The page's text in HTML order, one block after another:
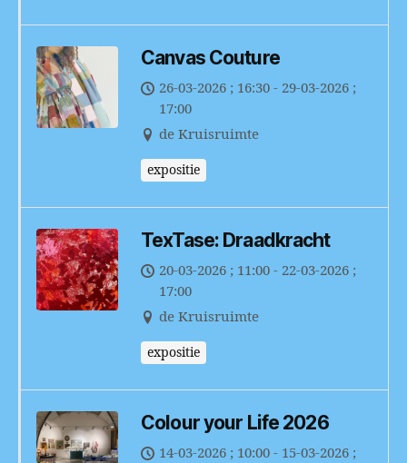
Canvas Couture
26-03-2026 ; 16:30 - 29-03-2026 ;
17:00
de Kruisruimte
expositie
TexTase: Draadkracht
20-03-2026 ; 11:00 - 22-03-2026 ;
17:00
de Kruisruimte
expositie
Colour your Life 2026
14-03-2026 ; 10:00 - 15-03-2026 ;